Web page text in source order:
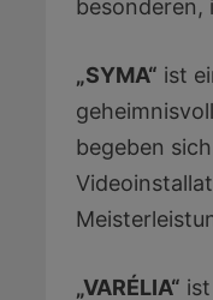
besonderen,
„SYMA“ ist
begeben
„VARÉLIA“